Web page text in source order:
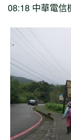
08:18 中華電信